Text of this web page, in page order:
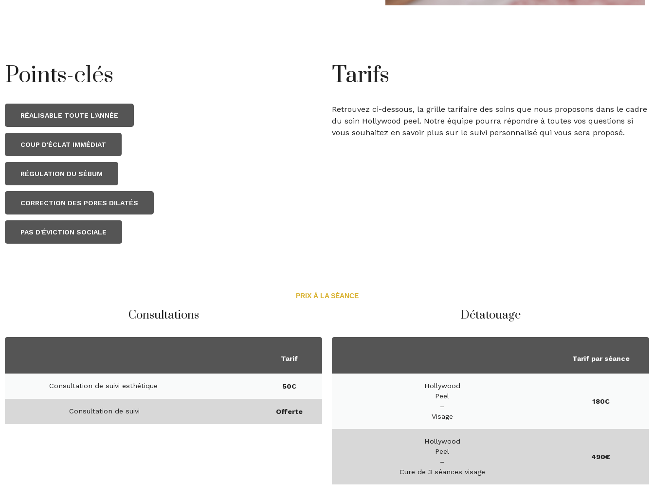
Points-clés
RÉALISABLE TOUTE L'ANNÉE
COUP D'ÉCLAT IMMÉDIAT
RÉGULATION DU SÉBUM
CORRECTION DES PORES DILATÉS
PAS D'ÉVICTION SOCIALE
Tarifs
Retrouvez ci-dessous, la grille tarifaire des soins que nous proposons dans le cadre
du soin Hollywood peel. Notre équipe pourra répondre à toutes vos questions si
vous souhaitez en savoir plus sur le suivi personnalisé qui vous sera proposé.
PRIX À LA SÉANCE
Consultations
Tarif
Consultation de suivi esthétique 50€
Consultation de suivi Offerte
Détatouage
Tarif par séance
Hollywood
Peel
–
Visage
180€
Hollywood
Peel
–
Cure de 3 séances visage
490€